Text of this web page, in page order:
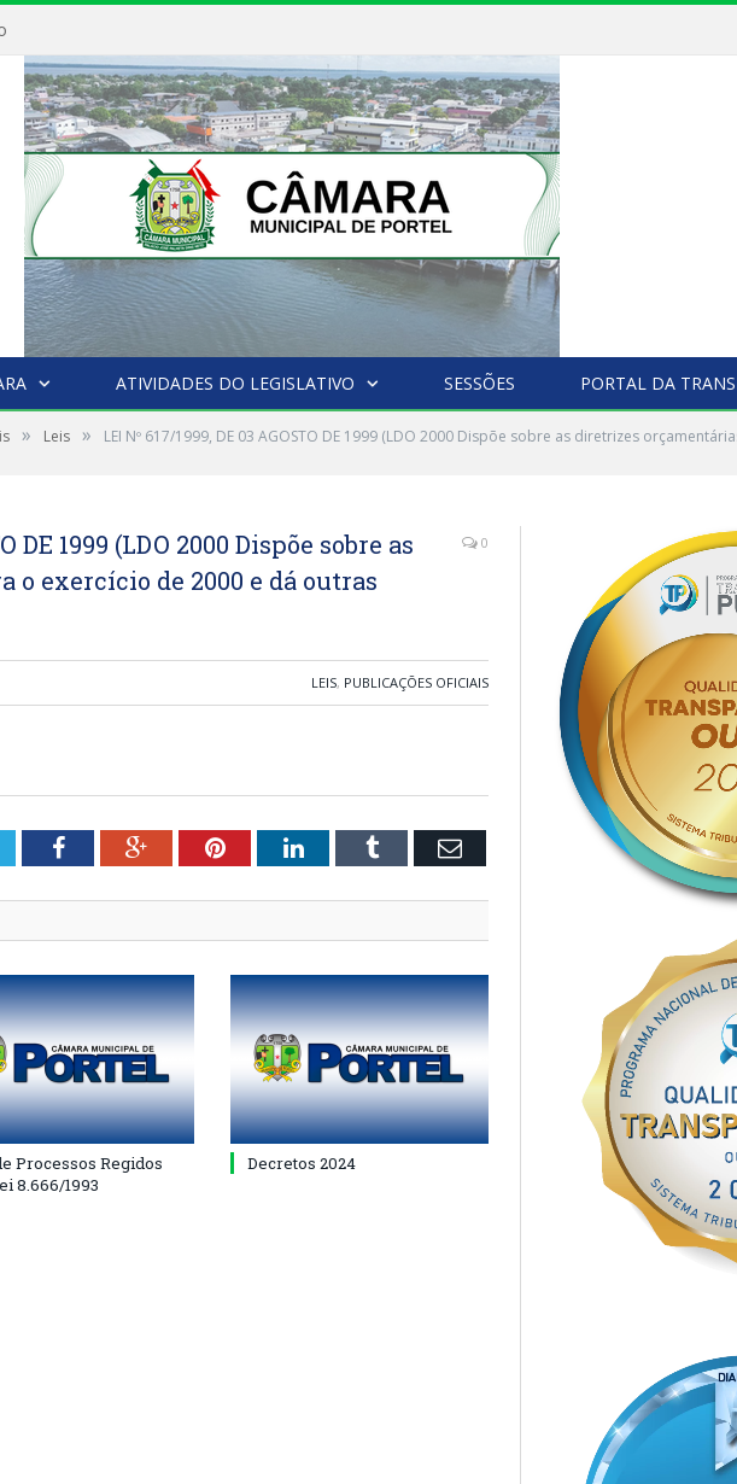
ATIVIDADES DO LEGISLATIVO SESSÕES PORTAL DA
» Leis » LEI Nº 617/1999, DE 03 AGOSTO DE 1999 (LDO 2000 Dispõe sobre as diretrizes
DE 1999 (LDO 2000 Dispõe sobre as
exercício de 2000 e dá outras
0
LEIS, PUBLICAÇÕES OFICIAIS
FacebookGoogle+PinterestLinkedInTumblr Email
Processos Regidos
8.666/1993
Decretos 2024